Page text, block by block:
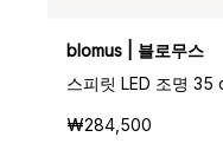
blomus | 블로무스
스피릿 LED 조명
₩284,500